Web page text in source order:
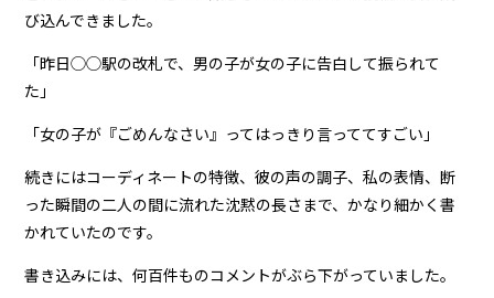
び込んできました。
「昨日◯◯駅の改札で、男の子が女の子に告白して振られて
た」
「女の子が『ごめんなさい』ってはっきり言っててすごい」
続きにはコーディネートの特徴、彼の声の調子、私の表情、断
った瞬間の二人の間に流れた沈黙の長さまで、かなり細かく書
かれていたのです。
書き込みには、何百件ものコメントがぶら下がっていました。